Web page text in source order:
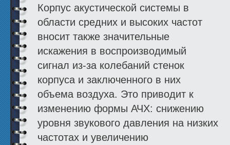
Корпус акустической системы в
области средних и высоких частот
вносит также значительные
искажения в воспроизводимый
сигнал из-за колебаний стенок
корпуса и заключенного в них
объема воздуха. Это приводит к
изменению формы АЧХ: снижению
уровня звукового давления на низких
частотах и увеличению